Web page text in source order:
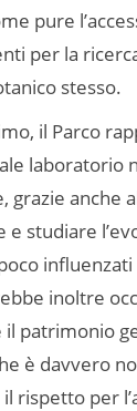
pure
per la
stesso.
il Parco
laboratorio
grazie anche
studiare
inoltre
il patrimonio
è davvero
rispetto per